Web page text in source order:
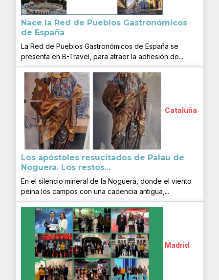
Nace la Red de Pueblos Gastronómicos
de España
La Red de Pueblos Gastronómicos de España se
presenta en B-Travel, para atraer la adhesión de...
Cataluña
Los apóstoles resucitados de Palau de
Noguera. Los restos...
En el silencio mineral de la Noguera, donde el viento
peina los campos con una cadencia antigua,...
Madrid